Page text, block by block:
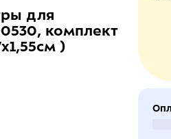
для
комплект
)